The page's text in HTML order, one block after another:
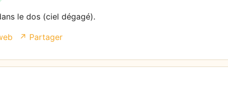
le dos (ciel dégagé).
↗ Partager